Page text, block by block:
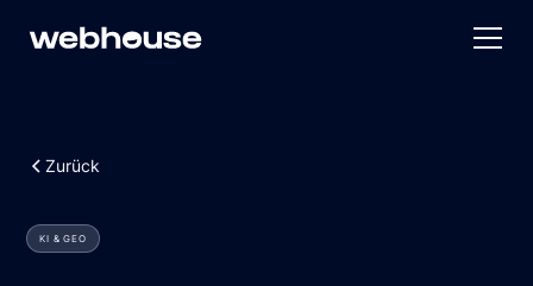
Zurück
KI & GEO